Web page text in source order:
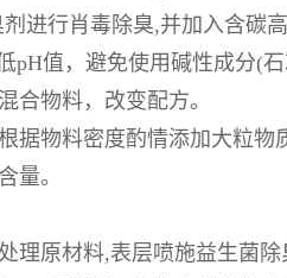
进行肖毒除臭,并加入含碳
值，避免使用碱性成分(石
合物料，改变配方。
据物料密度酌情添加大粒物
量。
理原材料,表层喷施益生菌除